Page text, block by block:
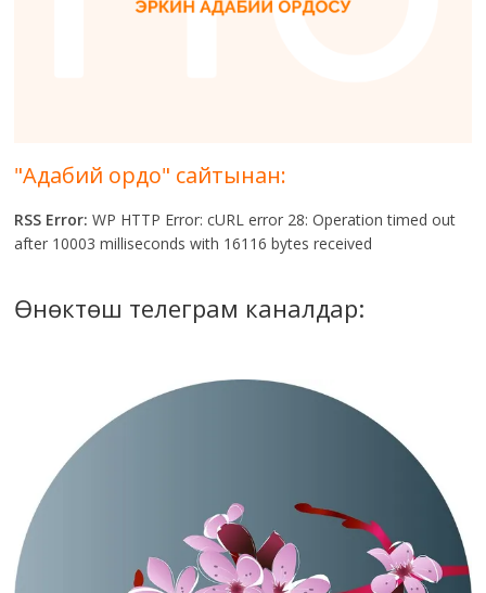
"Адабий ордо" сайтынан:
RSS Error: WP HTTP Error: cURL error 28: Operation timed out
after 10003 milliseconds with 16116 bytes received
Өнөктөш телеграм каналдар: